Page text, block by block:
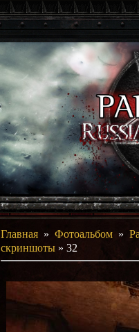
Главная »Фотоальбом »
скриншоты » 32